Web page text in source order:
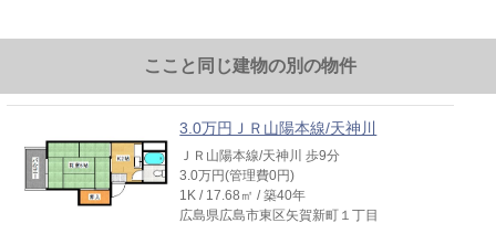
ここと同じ建物の別の物件
3.0万円ＪＲ山陽本線/天神川
ＪＲ山陽本線/天神川 歩9分
3.0万円(管理費0円)
1K / 17.68㎡ / 築40年
広島県広島市東区矢賀新町１丁目